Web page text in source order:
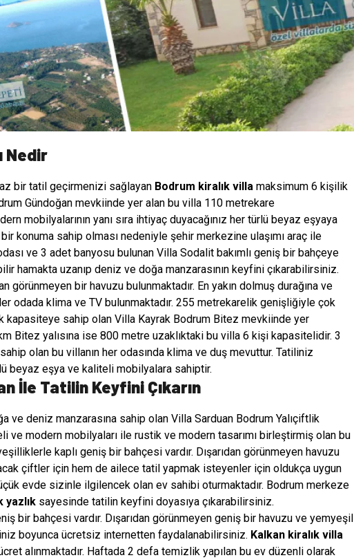
Nedir
bir tatil geçirmenizi sağlayan Bodrum kiralık villa maksimum 6 kişilik
Gündoğan mevkiinde yer alan bu villa 110 metrekare
mobilyalarının yanı sıra ihtiyaç duyacağınız her türlü beyaz eşyaya
konuma sahip olması nedeniyle şehir merkezine ulaşımı araç ile
ve 3 adet banyosu bulunan Villa Sodalit bakımlı geniş bir bahçeye
hamakta uzanıp deniz ve doğa manzarasının keyfini çıkarabilirsiniz.
görünmeyen bir havuzu bulunmaktadır. En yakın dolmuş durağına ve
odada klima ve TV bulunmaktadır. 255 metrekarelik genişliğiyle çok
kapasiteye sahip olan Villa Kayrak Bodrum Bitez mevkiinde yer
Bitez yalısına ise 800 metre uzaklıktaki bu villa 6 kişi kapasitelidir. 3
olan bu villanın her odasında klima ve duş mevuttur. Tatiliniz
beyaz eşya ve kaliteli mobilyalara sahiptir.
İle Tatilin Keyfini Çıkarın
ve deniz manzarasına sahip olan Villa Sarduan Bodrum Yalıçiftlik
ve modern mobilyaları ile rustik ve modern tasarımı birleştirmiş olan bu
kaplı geniş bir bahçesi vardır. Dışarıdan görünmeyen havuzu
çiftler için hem de ailece tatil yapmak isteyenler için oldukça uygun
evde sizinle ilgilencek olan ev sahibi oturmaktadır. Bodrum merkeze
yazlık sayesinde tatilin keyfini doyasıya çıkarabilirsiniz.
bir bahçesi vardır. Dışarıdan görünmeyen geniş bir havuzu ve yemyeşil
boyunca ücretsiz internetten faydalanabilirsiniz. Kalkan kiralık villa
alınmaktadır. Haftada 2 defa temizlik yapılan bu ev düzenli olarak